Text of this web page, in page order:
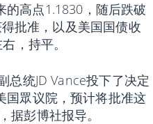
的高点1.1830，随后跌破
批准，以及美国国债收
，持平。
总统JD Vance投下了决定
国眾议院，预计将批准这
彭博社报导。